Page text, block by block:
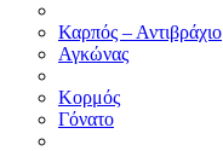
Καρπός – Αντιβράχιο
Αγκώνας
Κορμός
Γόνατο